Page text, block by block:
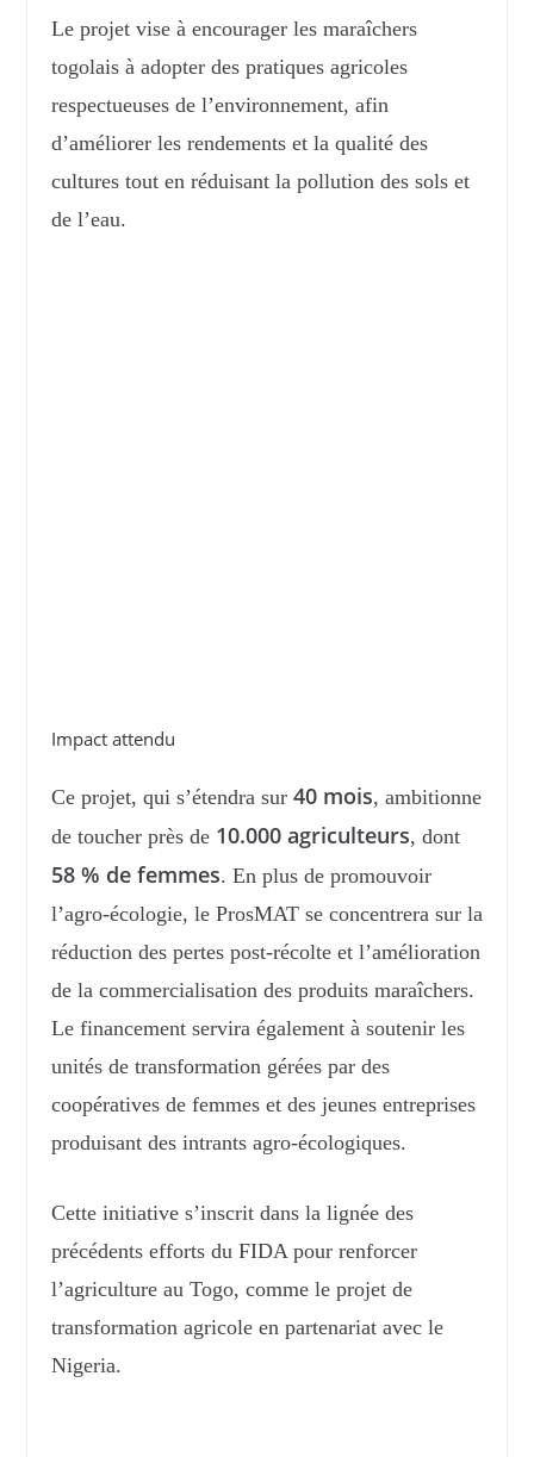
Le projet vise à encourager les maraîchers
togolais à adopter des pratiques agricoles
respectueuses de l’environnement, afin
d’améliorer les rendements et la qualité des
cultures tout en réduisant la pollution des sols et
de l’eau.
Impact attendu
Ce projet, qui s’étendra sur 40 mois, ambitionne
de toucher près de 10.000 agriculteurs, dont
58 % de femmes. En plus de promouvoir
l’agro-écologie, le ProsMAT se concentrera sur la
réduction des pertes post-récolte et l’amélioration
de la commercialisation des produits maraîchers.
Le financement servira également à soutenir les
unités de transformation gérées par des
coopératives de femmes et des jeunes entreprises
produisant des intrants agro-écologiques.
Cette initiative s’inscrit dans la lignée des
précédents efforts du FIDA pour renforcer
l’agriculture au Togo, comme le projet de
transformation agricole en partenariat avec le
Nigeria.